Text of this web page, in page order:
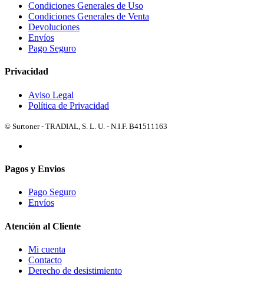
Condiciones Generales de Uso
Condiciones Generales de Venta
Devoluciones
Envíos
Pago Seguro
Privacidad
Aviso Legal
Política de Privacidad
© Surtoner - TRADIAL, S. L. U. - N.I.F. B41511163
Pagos y Envios
Pago Seguro
Envíos
Atención al Cliente
Mi cuenta
Contacto
Derecho de desistimiento